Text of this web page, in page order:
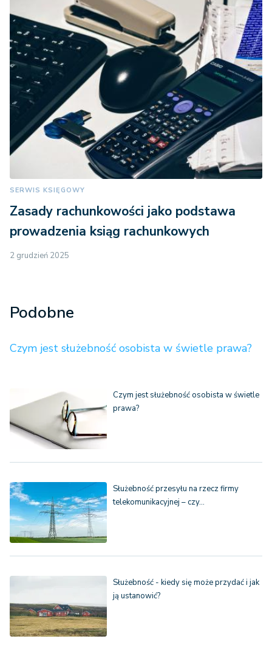
SERWIS KSIĘGOWY
Zasady rachunkowości jako podstawa
prowadzenia ksiąg rachunkowych
2 grudzień 2025
Podobne
Czym jest służebność osobista w świetle prawa?
Czym jest służebność osobista w świetle
prawa?
Służebność przesyłu na rzecz firmy
telekomunikacyjnej – czy…
Służebność - kiedy się może przydać i jak
ją ustanowić?